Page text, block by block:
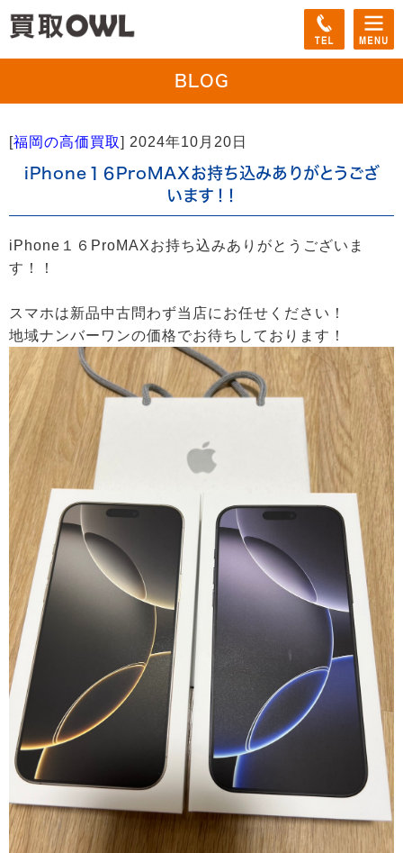
BLOG
[福岡の高価買取] 2024年10月20日
iPhone１６ProMAXお持ち込みありがとうござ
います！！
iPhone１６ProMAXお持ち込みありがとうございま
す！！
スマホは新品中古問わず当店にお任せください！
地域ナンバーワンの価格でお待ちしております！